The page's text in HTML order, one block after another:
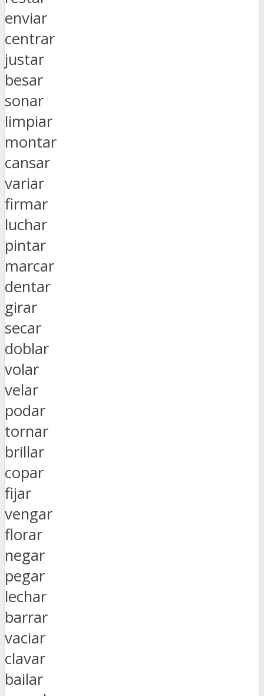
enviar
centrar
justar
besar
sonar
limpiar
montar
cansar
variar
firmar
luchar
pintar
marcar
dentar
girar
secar
doblar
volar
velar
podar
tornar
brillar
copar
fijar
vengar
florar
negar
pegar
lechar
barrar
vaciar
clavar
bailar